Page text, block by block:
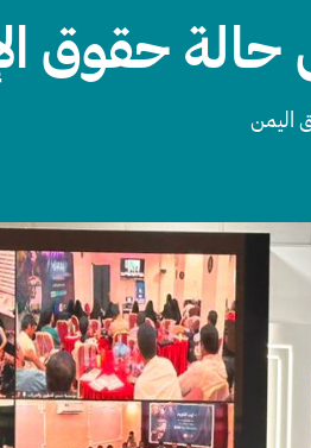
حقوق
اليمن